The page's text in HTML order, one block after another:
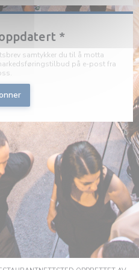
*
samtykker du til å motta
på e-post fra